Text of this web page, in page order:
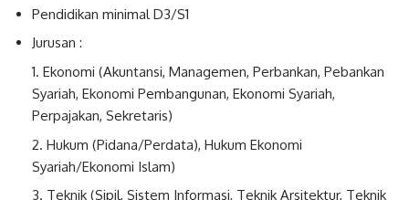
Pendidikan minimal D3/S1
Jurusan :
Ekonomi (Akuntansi, Managemen, Perbankan, Pebankan
Syariah, Ekonomi Pembangunan, Ekonomi Syariah,
Perpajakan, Sekretaris)
Hukum (Pidana/Perdata), Hukum Ekonomi
Syariah/Ekonomi Islam)
Teknik (Sipil, Sistem Informasi, Teknik Arsitektur, Teknik